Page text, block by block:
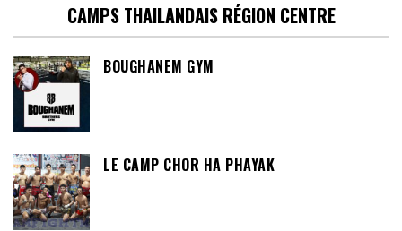
CAMPS THAILANDAIS RÉGION CENTRE
BOUGHANEM GYM
LE CAMP CHOR HA PHAYAK